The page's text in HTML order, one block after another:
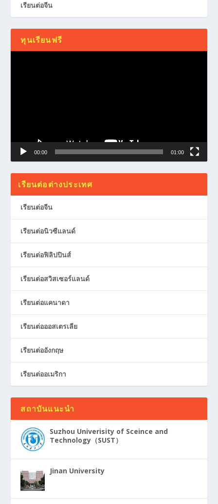
เรียนต่อจีน
ทุนเรียนฟรี
00:00 01:00
เรียนต่อต่างประเทศ
เรียนต่อจีน
เรียนต่อนิวซีแลนด์
เรียนต่อฟิลิปปินส์
เรียนต่อสวิสเซอร์แลนด์
เรียนต่อแคนาดา
เรียนต่อออสเตรเลีย
เรียนต่ออังกฤษ
เรียนต่ออเมริกา
สถาบันแนะนำ
Suzhou Univerisity of Sceince and
Technology（SUST）
Jinan University